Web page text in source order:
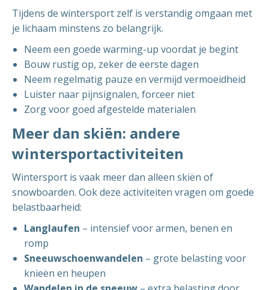
Tijdens de wintersport zelf is verstandig omgaan met
je lichaam minstens zo belangrijk.
Neem een goede warming-up voordat je begint
Bouw rustig op, zeker de eerste dagen
Neem regelmatig pauze en vermijd vermoeidheid
Luister naar pijnsignalen, forceer niet
Zorg voor goed afgestelde materialen
Meer dan skiën: andere
wintersportactiviteiten
Wintersport is vaak meer dan alleen skiën of
snowboarden. Ook deze activiteiten vragen om goede
belastbaarheid:
Langlaufen – intensief voor armen, benen en
romp
Sneeuwschoenwandelen – grote belasting voor
knieën en heupen